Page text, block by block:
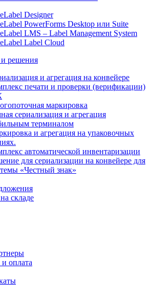
Designer
PowerForms Desktop или Suite
LMS – Label Management System
Label Cloud
решения
и агрегация на конвейере
печати и проверки (верификации)
маркировка
сериализация и агрегация
терминалом
и агрегация на упаковочных
автоматической инвентаризации
для сериализации на конвейере для
«Честный знак»
складе
и оплата